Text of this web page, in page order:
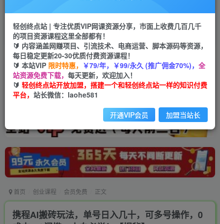
投稿专区 免费
教程必须完整详细
APP下载
Down
首页 创业课程 会员免费 正文
携程AI搬砖玩法，单号日入几十，可多号操作，0
轻创终点站 | 专注优质VIP网课资源分享，市面上收费几百几千
的项目资源课程这里全部都有！
🔰 内容涵盖网赚项目、引流技术、电商运营、脚本源码等资源，
每日稳定更新20-30优质付费资源课程！
🔰 本站VIP 限时特惠， ￥79/年，￥99/永久 (推广佣金70%)， 全
站资源免费下载， 每天更新，欢迎加入！
🔰 轻创终点站开放加盟，搭建一个和轻创终点站一样的知识付费
平台， 站长微信：laohe581
开通VIP会员 加盟当站长